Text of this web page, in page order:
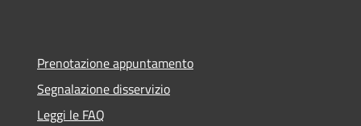
Prenotazione appuntamento
Segnalazione disservizio
Leggi le FAQ